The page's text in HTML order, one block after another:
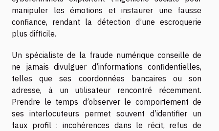
manipuler les émotions et instaurer une fausse
confiance, rendant la détection d’une escroquerie
plus difficile.
Un spécialiste de la fraude numérique conseille de
ne jamais divulguer d’informations confidentielles,
telles que ses coordonnées bancaires ou son
adresse, à un utilisateur rencontré récemment.
Prendre le temps d’observer le comportement de
ses interlocuteurs permet souvent d’identifier un
faux profil : incohérences dans le récit, refus de